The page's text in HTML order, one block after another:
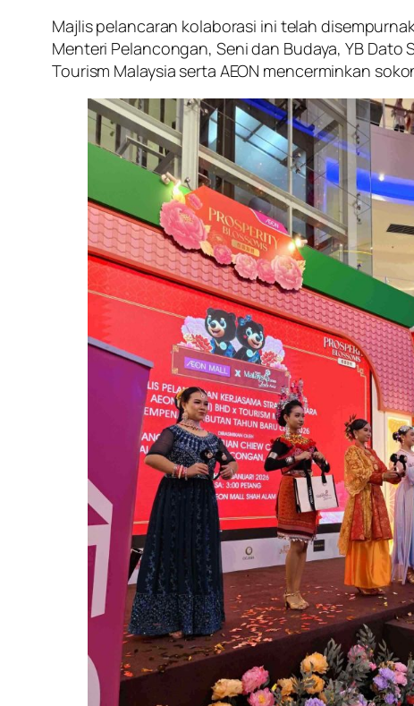
Majlis pelancaran kolaborasi ini telah
Menteri Pelancongan, Seni dan Budaya, YB Dato
Tourism Malaysia serta AEON mencerminkan